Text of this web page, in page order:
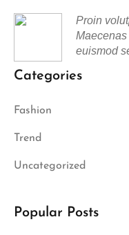
Proin
euismod
Categories
Fashion
Trend
Uncategorized
Popular Posts